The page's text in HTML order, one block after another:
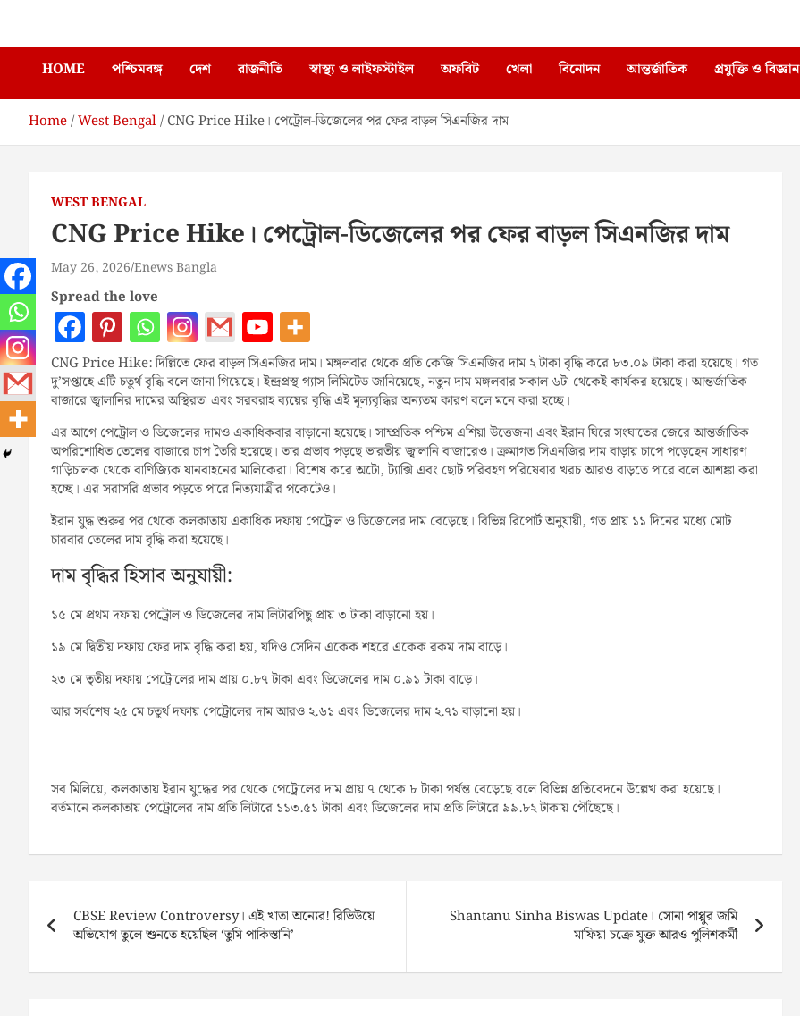
content
Enews Bangla
HOME পশ্চিমবঙ্গ দেশ রাজনীতি স্বাস্থ্য ও লাইফস্টাইল অফবিট খেলা বিনোদন আন্তর্জাতিক প্রযুক্তি ও বিজ্ঞান
Home West Bengal CNG Price Hike। পেট্রোল-ডিজেলের পর ফের বাড়ল সিএনজির দাম
WEST BENGAL
CNG Price Hike। পেট্রোল-ডিজেলের পর ফের বাড়ল সিএনজির দাম
May 26, 2026 Enews Bangla
Spread the love
CNG Price Hike: দিল্লিতে ফের বাড়ল সিএনজির দাম। মঙ্গলবার থেকে প্রতি কেজি সিএনজির দাম ২ টাকা বৃদ্ধি করে ৮৩.০৯ টাকা করা হয়েছে। গত
দু’সপ্তাহে এটি চতুর্থ বৃদ্ধি বলে জানা গিয়েছে। ইন্দ্রপ্রস্থ গ্যাস লিমিটেড জানিয়েছে, নতুন দাম মঙ্গলবার সকাল ৬টা থেকেই কার্যকর হয়েছে। আন্তর্জাতিক
বাজারে জ্বালানির দামের অস্থিরতা এবং সরবরাহ ব্যয়ের বৃদ্ধি এই মূল্যবৃদ্ধির অন্যতম কারণ বলে মনে করা হচ্ছে।
এর আগে পেট্রোল ও ডিজেলের দামও একাধিকবার বাড়ানো হয়েছে। সাম্প্রতিক পশ্চিম এশিয়া উত্তেজনা এবং ইরান ঘিরে সংঘাতের জেরে আন্তর্জাতিক
অপরিশোধিত তেলের বাজারে চাপ তৈরি হয়েছে। তার প্রভাব পড়ছে ভারতীয় জ্বালানি বাজারেও। ক্রমাগত সিএনজির দাম বাড়ায় চাপে পড়েছেন সাধারণ
গাড়িচালক থেকে বাণিজ্যিক যানবাহনের মালিকেরা। বিশেষ করে অটো, ট্যাক্সি এবং ছোট পরিবহণ পরিষেবার খরচ আরও বাড়তে পারে বলে আশঙ্কা করা
হচ্ছে। এর সরাসরি প্রভাব পড়তে পারে নিত্যযাত্রীর পকেটেও।
ইরান যুদ্ধ শুরুর পর থেকে কলকাতায় একাধিক দফায় পেট্রোল ও ডিজেলের দাম বেড়েছে। বিভিন্ন রিপোর্ট অনুযায়ী, গত প্রায় ১১ দিনের মধ্যে মোট
চারবার তেলের দাম বৃদ্ধি করা হয়েছে।
দাম বৃদ্ধির হিসাব অনুযায়ী:
১৫ মে প্রথম দফায় পেট্রোল ও ডিজেলের দাম লিটারপিছু প্রায় ৩ টাকা বাড়ানো হয়।
১৯ মে দ্বিতীয় দফায় ফের দাম বৃদ্ধি করা হয়, যদিও সেদিন একেক শহরে একেক রকম দাম বাড়ে।
২৩ মে তৃতীয় দফায় পেট্রোলের দাম প্রায় ০.৮৭ টাকা এবং ডিজেলের দাম ০.৯১ টাকা বাড়ে।
আর সর্বশেষ ২৫ মে চতুর্থ দফায় পেট্রোলের দাম আরও ২.৬১ এবং ডিজেলের দাম ২.৭১ বাড়ানো হয়।
সব মিলিয়ে, কলকাতায় ইরান যুদ্ধের পর থেকে পেট্রোলের দাম প্রায় ৭ থেকে ৮ টাকা পর্যন্ত বেড়েছে বলে বিভিন্ন প্রতিবেদনে উল্লেখ করা হয়েছে।
বর্তমানে কলকাতায় পেট্রোলের দাম প্রতি লিটারে ১১৩.৫১ টাকা এবং ডিজেলের দাম প্রতি লিটারে ৯৯.৮২ টাকায় পৌঁছেছে।
navigation
CBSE Review Controversy। এই খাতা অন্যের! রিভিউয়ে
অভিযোগ তুলে শুনতে হয়েছিল ‘তুমি পাকিস্তানি’
Shantanu Sinha Biswas Update। সোনা পাপ্পুর জমি
মাফিয়া চক্রে যুক্ত আরও পুলিশকর্মী